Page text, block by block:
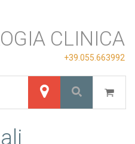
CLINICA
+39.055.663992